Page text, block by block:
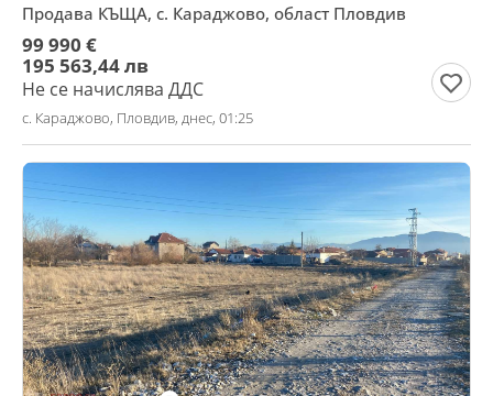
Продава КЪЩА, с. Караджово, област Пловдив
99 990 €
195 563,44 лв
Не се начислява ДДС
с. Караджово, Пловдив, днес, 01:25